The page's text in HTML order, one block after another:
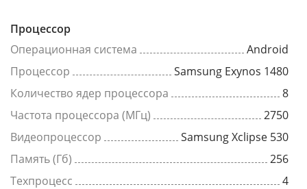
Процессор
Операционная система
Android
Процессор
Samsung Exynos 1480
Количество ядер процессора
8
Частота процессора (МГц)
2750
Видеопроцессор
Samsung Xclipse 530
Память (Гб)
256
Техпроцесс
4